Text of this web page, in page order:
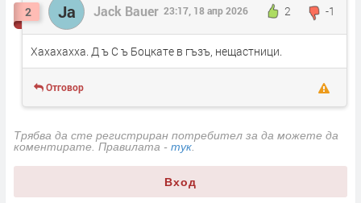
2 Ja Jack Bauer 2 -1
23:17, 18 апр 2026
Хахахахха. Д ъ С ъ Боцкате в гъзъ, нещастници.
Отговор
Трябва да сте регистриран потребител за да можете да
коментирате. Правилата - тук
Вход